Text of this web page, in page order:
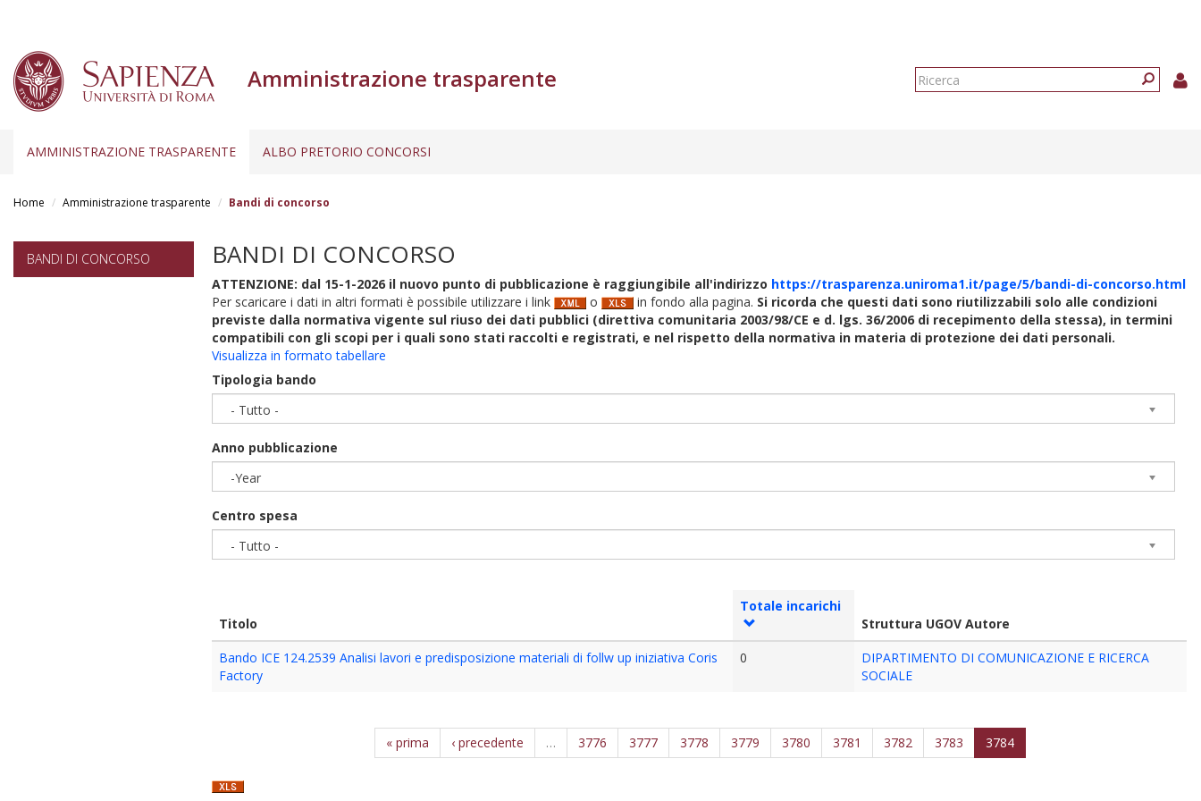
Amministrazione trasparente
Form
AMMINISTRAZIONE TRASPARENTE ALBO PRETORIO CONCORSI
Home Amministrazione trasparente Bandi di concorso
BANDI DI CONCORSO BANDI DI CONCORSO
ATTENZIONE: dal 15-1-2026 il nuovo punto di pubblicazione è raggiungibile all'indirizzo https://trasparenza.uniroma1.it/page/5/bandi-di-concorso.html
Per scaricare i dati in altri formati è possibile utilizzare i link
o in fondo alla pagina. Si ricorda che questi dati sono riutilizzabili solo alle condizioni
previste dalla normativa vigente sul riuso dei dati pubblici (direttiva comunitaria 2003/98/CE e d. lgs. 36/2006 di recepimento della stessa), in termini
compatibili con gli scopi per i quali sono stati raccolti e registrati, e nel rispetto della normativa in materia di protezione dei dati personali.
Visualizza in formato tabellare
Tipologia bando
- Tutto -
Anno pubblicazione
-Year
Centro spesa
- Tutto -
Titolo
Totale incarichi
Struttura UGOV Autore
Bando ICE 124.2539 Analisi lavori e predisposizione materiali di follw up iniziativa Coris
Factory
0
DIPARTIMENTO DI COMUNICAZIONE E RICERCA
SOCIALE
« prima ‹ precedente … 3776 3777 3778 3779 3780 3781 3782 3783 3784